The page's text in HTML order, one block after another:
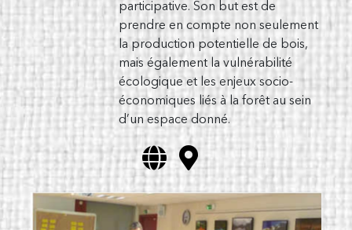
participative. Son but est de
prendre en compte non seulement
la production potentielle de bois,
mais également la vulnérabilité
écologique et les enjeux socio-
économiques liés à la forêt au sein
d’un espace donné.